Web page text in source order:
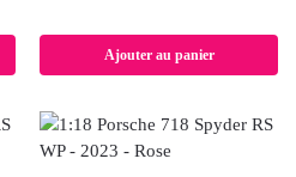
Ajouter au panier